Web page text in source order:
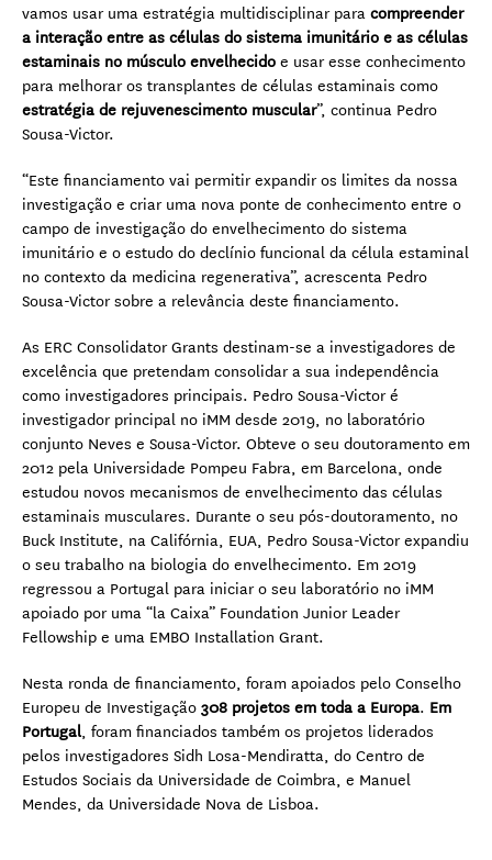
vamos usar uma estratégia multidisciplinar para compreender
a interação entre as células do sistema imunitário e as células
estaminais no músculo envelhecido e usar esse conhecimento
para melhorar os transplantes de células estaminais como
estratégia de rejuvenescimento muscular”, continua Pedro
Sousa-Victor.
“Este financiamento vai permitir expandir os limites da nossa
investigação e criar uma nova ponte de conhecimento entre o
campo de investigação do envelhecimento do sistema
imunitário e o estudo do declínio funcional da célula estaminal
no contexto da medicina regenerativa”, acrescenta Pedro
Sousa-Victor sobre a relevância deste financiamento.
As ERC Consolidator Grants destinam-se a investigadores de
excelência que pretendam consolidar a sua independência
como investigadores principais. Pedro Sousa-Victor é
investigador principal no iMM desde 2019, no laboratório
conjunto Neves e Sousa-Victor. Obteve o seu doutoramento em
2012 pela Universidade Pompeu Fabra, em Barcelona, onde
estudou novos mecanismos de envelhecimento das células
estaminais musculares. Durante o seu pós-doutoramento, no
Buck Institute, na Califórnia, EUA, Pedro Sousa-Victor expandiu
o seu trabalho na biologia do envelhecimento. Em 2019
regressou a Portugal para iniciar o seu laboratório no iMM
apoiado por uma “la Caixa” Foundation Junior Leader
Fellowship e uma EMBO Installation Grant.
Nesta ronda de financiamento, foram apoiados pelo Conselho
Europeu de Investigação 308 projetos em toda a Europa. Em
Portugal, foram financiados também os projetos liderados
pelos investigadores Sidh Losa-Mendiratta, do Centro de
Estudos Sociais da Universidade de Coimbra, e Manuel
Mendes, da Universidade Nova de Lisboa.